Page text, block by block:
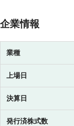
企業情報
業種
上場日
決算日
発行済株式数